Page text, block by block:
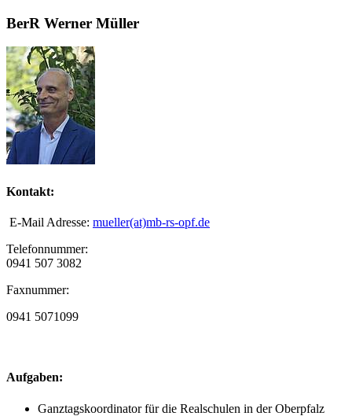
BerR Werner Müller
Kontakt:
E-Mail Adresse: mueller(at)mb-rs-opf.de
Telefonnummer:
0941 507 3082
Faxnummer:
0941 5071099
Aufgaben:
Ganztagskoordinator für die Realschulen in der Oberpfalz